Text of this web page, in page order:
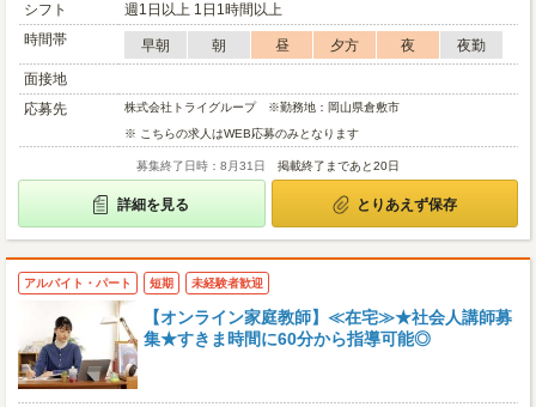
シフト
週1日以上 1日1時間以上
時間帯
早朝 朝 昼 夕方 夜
夜勤
面接地
応募先
株式会社トライグループ ※勤務地：岡山県倉敷市
※ こちらの求人はWEB応募のみとなります
募集終了日時：8月31日 掲載終了まであと20日
詳細を見る とりあえず保存
アルバイト・パート 短期 未経験者歓迎
【オンライン家庭教師】≪在宅≫★社会人講師募
集★すきま時間に60分から指導可能◎